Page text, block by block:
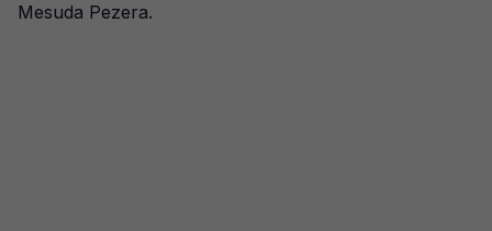
Mesuda Pezera.